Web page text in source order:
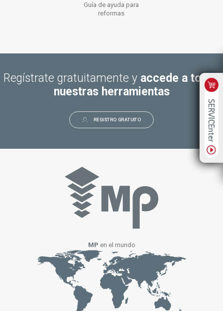
Guía de ayuda para
reformas
Regístrate gratuitamente y accede a todas
nuestras herramientas
REGISTRO GRATUITO
MP en el mundo